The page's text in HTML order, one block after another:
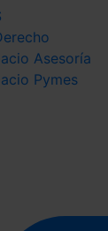
Asesoría
Pymes